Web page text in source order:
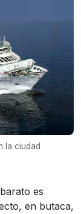
la ciudad
es
en butaca,